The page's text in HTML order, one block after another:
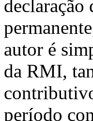
declaração
autor é
da RMI,
período